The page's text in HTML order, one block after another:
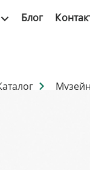
Блог